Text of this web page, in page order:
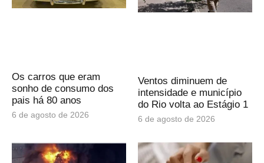
Os carros que eram
sonho de consumo dos
pais há 80 anos
6 de agosto de 2026
Ventos diminuem de
intensidade e município
do Rio volta ao Estágio 1
6 de agosto de 2026